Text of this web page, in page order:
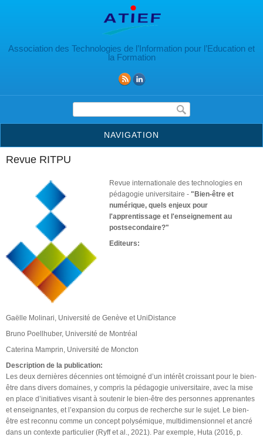
Association des Technologies de l’Information pour l’Education et
la Formation
Formulaire de recherche
NAVIGATION
Revue RITPU
Revue internationale des technologies en
pédagogie universitaire - "Bien-être et
numérique, quels enjeux pour
l'apprentissage et l'enseignement au
postsecondaire?"
Editeurs:
Gaëlle Molinari, Université de Genève et UniDistance
Bruno Poellhuber, Université de Montréal
Caterina Mamprin, Université de Moncton
Description de la publication:
Les deux dernières décennies ont témoigné d’un intérêt croissant pour le bien-
être dans divers domaines, y compris la pédagogie universitaire, avec la mise
en place d’initiatives visant à soutenir le bien-être des personnes apprenantes
et enseignantes, et l’expansion du corpus de recherche sur le sujet. Le bien-
être est reconnu comme un concept polysémique, multidimensionnel et ancré
dans un contexte particulier (Ryff et al., 2021). Par exemple, Huta (2016, p.